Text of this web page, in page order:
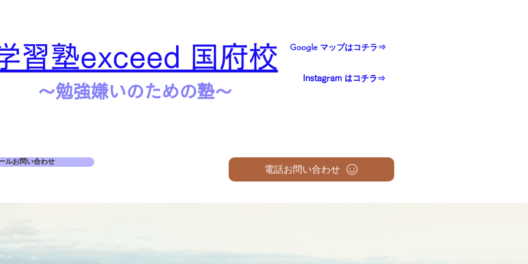
Google マップはコチラ⇒
Instagram はコチラ⇒
習塾exceed 国府校
​​～勉強嫌いのための塾～
ルお問い合わせ
電話お問い合わせ